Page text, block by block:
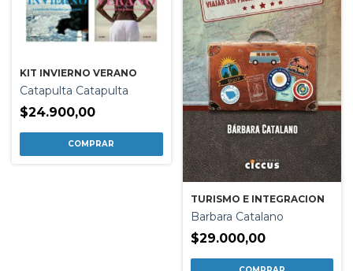
KIT INVIERNO VERANO
Catapulta Catapulta
$24.900,00
TURISMO E INTEGRACION
Barbara Catalano
$29.000,00